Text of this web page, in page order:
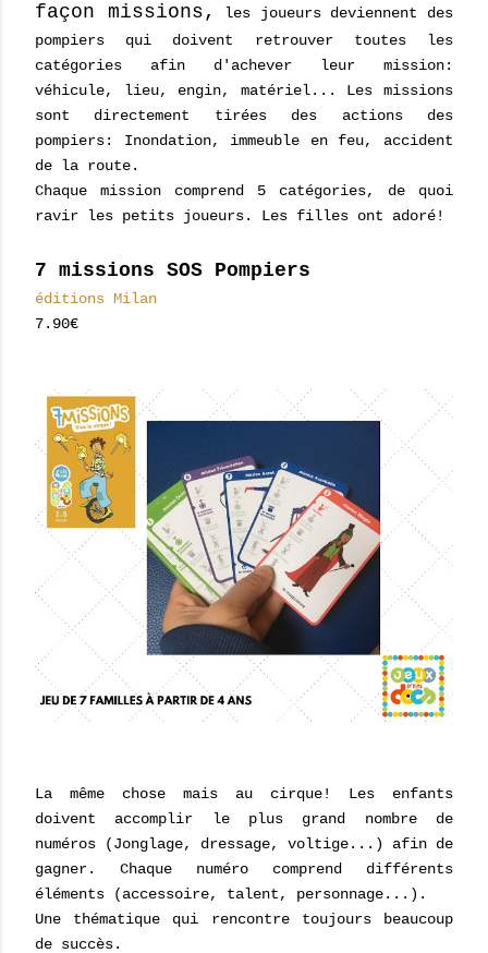
façon missions,
les joueurs deviennent des
pompiers qui doivent retrouver toutes les
catégories afin d'achever leur mission:
véhicule, lieu, engin, matériel... Les missions
sont directement tirées des actions des
pompiers: Inondation, immeuble en feu, accident
de la route.
Chaque mission comprend 5 catégories, de quoi
ravir les petits joueurs. Les filles ont adoré!
7 missions SOS Pompiers
éditions Milan
7.90€
La même chose mais au cirque! Les enfants
doivent accomplir le plus grand nombre de
numéros (Jonglage, dressage, voltige...) afin de
gagner. Chaque numéro comprend différents
éléments (accessoire, talent, personnage...).
Une thématique qui rencontre toujours beaucoup
de succès.